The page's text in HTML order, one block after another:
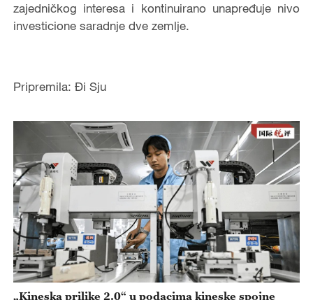
zajedničkog interesa i kontinuirano unapređuje nivo
investicione saradnje dve zemlje.
Pripremila: Đi Sju
„Kineska prilike 2.0“ u podacima kineske spojne